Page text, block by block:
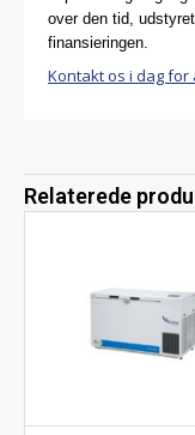
over den tid,
finansieringen.
Kontakt os i dag for
Relaterede